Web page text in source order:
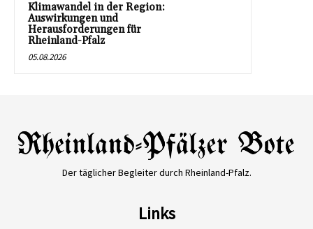
Klimawandel in der Region:
Auswirkungen und
Herausforderungen für
Rheinland-Pfalz
05.08.2026
Der täglicher Begleiter durch Rheinland-Pfalz.
Links